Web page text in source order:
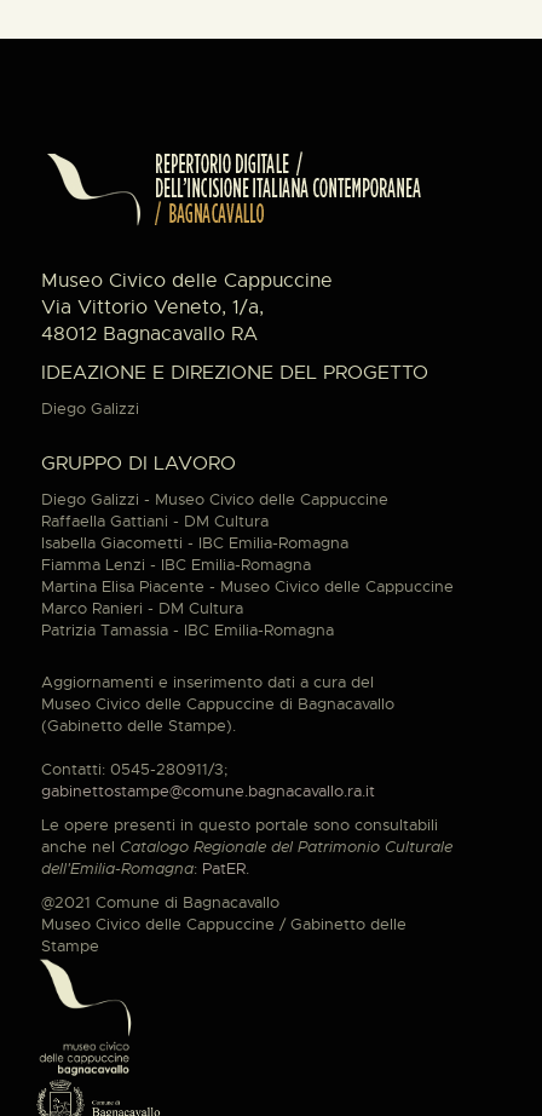
Museo Civico delle Cappuccine
Via Vittorio Veneto, 1/a,
48012 Bagnacavallo RA
IDEAZIONE E DIREZIONE DEL PROGETTO
Diego Galizzi
GRUPPO DI LAVORO
Diego Galizzi - Museo Civico delle Cappuccine
Raffaella Gattiani - DM Cultura
Isabella Giacometti - IBC Emilia-Romagna
Fiamma Lenzi - IBC Emilia-Romagna
Martina Elisa Piacente - Museo Civico delle Cappuccine
Marco Ranieri - DM Cultura
Patrizia Tamassia - IBC Emilia-Romagna
Aggiornamenti e inserimento dati a cura del
Museo Civico delle Cappuccine di Bagnacavallo
(Gabinetto delle Stampe).
Contatti: 0545-280911/3;
gabinettostampe@comune.bagnacavallo.ra.it
Le opere presenti in questo portale sono consultabili
anche nel Catalogo Regionale del Patrimonio Culturale
dell'Emilia-Romagna: PatER.
@2021 Comune di Bagnacavallo
Museo Civico delle Cappuccine / Gabinetto delle
Stampe